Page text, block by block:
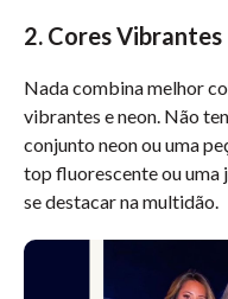
2. Cores Vibrantes
Nada combina melhor
vibrantes e neon. Não
conjunto neon ou uma
top fluorescente ou
se destacar na multidão.